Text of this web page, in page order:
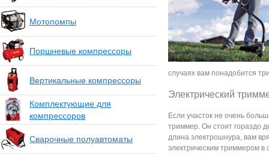
Мотопомпы
Поршневые компрессоры
Вертикальные компрессоры
Комплектующие для
компрессоров
Сварочные полуавтоматы
случаях вам понадобится
Электрический
Если участок не очень
триммер. Он стоит гораздо
длина электрошнура, вам
электрическим триммером в